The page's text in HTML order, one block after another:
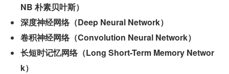
NB 朴素贝叶斯）
深度神经网络（Deep Neural Network）
卷积神经网络（Convolution Neural Network）
长短时记忆网络（Long Short-Term Memory Networ
k）